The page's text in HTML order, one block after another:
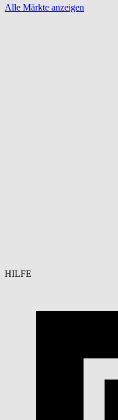
Alle Märkte anzeigen
HILFE